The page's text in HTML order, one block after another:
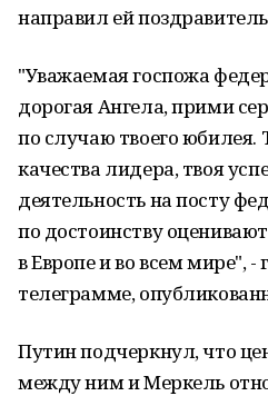
направил ей
"Уважаемая госпожа
дорогая Ангела, прими
по случаю твоего юбилея.
качества лидера, твоя
деятельность на посту
по достоинству
в Европе и во всем мире", -
телеграмме,
Путин подчеркнул, что
между ним и Меркель